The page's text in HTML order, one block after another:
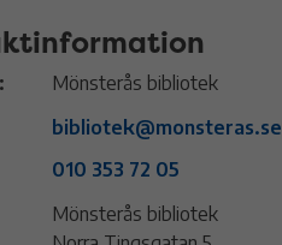
Mönsterås bibliotek
bibliotek@monsteras.se
010 353 72 05
Mönsterås bibliotek